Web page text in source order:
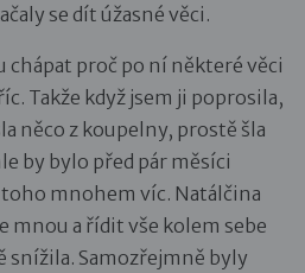
se dít úžasné věci.
chápat proč po ní některé věci
Takže když jsem ji poprosila,
něco z koupelny, prostě šla
by bylo před pár měsíci
mnohem víc. Natálčina
mnou a řídit vše kolem sebe
snížila. Samozřejmně byly